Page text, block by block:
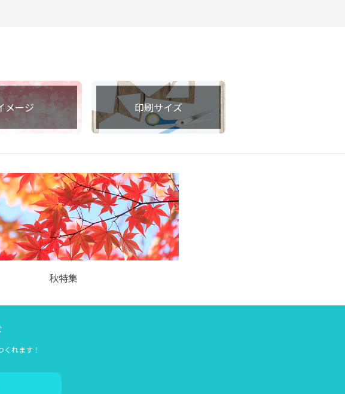
メージ 印刷サイズ
秋特集
れます！